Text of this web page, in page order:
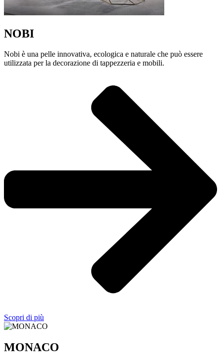
NOBI
Nobi è una pelle innovativa, ecologica e naturale che può essere
utilizzata per la decorazione di tappezzeria e mobili.
Scopri di più
MONACO